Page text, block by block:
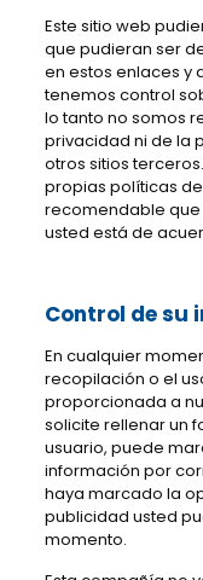
Este sitio web
que pudieran ser
en estos enlaces y
tenemos control
lo tanto no somos
privacidad ni de la
otros sitios
propias políticas
recomendable
usted está de
Control de su
En cualquier
recopilación o el
proporcionada a
solicite rellenar un
usuario, puede
información por
haya marcado la
publicidad usted
momento.